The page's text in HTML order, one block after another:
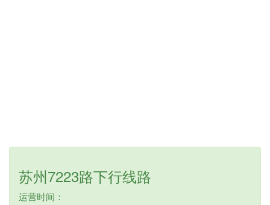
苏州7223路下行线路
运营时间：